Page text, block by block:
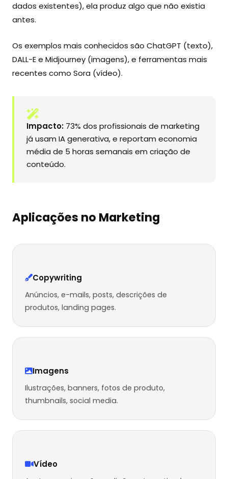
dados existentes), ela produz algo que não existia
antes.
Os exemplos mais conhecidos são ChatGPT (texto),
DALL-E e Midjourney (imagens), e ferramentas mais
recentes como Sora (vídeo).
Impacto: 73% dos profissionais de marketing
já usam IA generativa, e reportam economia
média de 5 horas semanais em criação de
conteúdo.
Aplicações no Marketing
Copywriting
Anúncios, e-mails, posts, descrições de
produtos, landing pages.
Imagens
Ilustrações, banners, fotos de produto,
thumbnails, social media.
Vídeo